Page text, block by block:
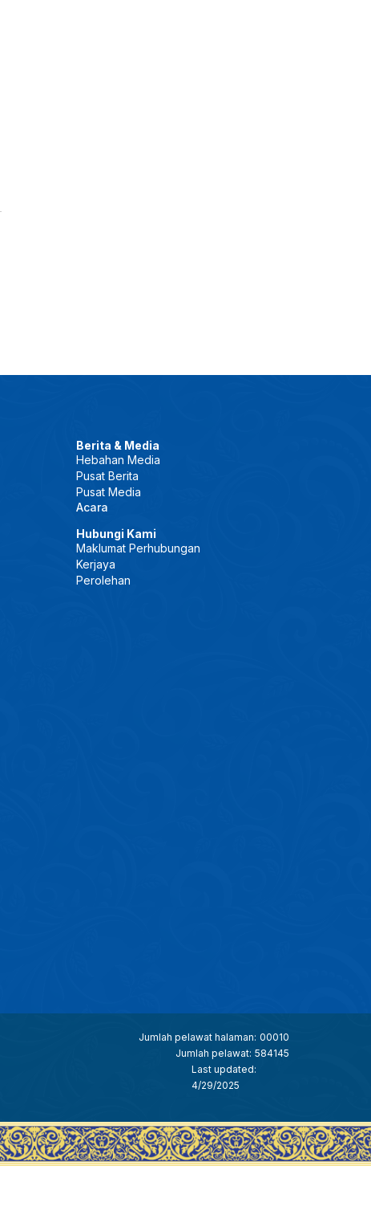
Berita & Media
Hebahan Media
Pusat Berita
Pusat Media
Acara
Hubungi Kami
Maklumat Perhubungan
Kerjaya
Perolehan
Jumlah pelawat halaman: 00010
Jumlah pelawat: 584145
Last updated:
4/29/2025